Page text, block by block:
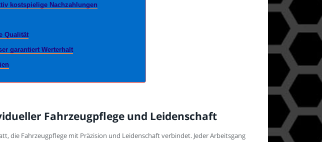
kostspielige Nachzahlungen
Qualität
garantiert Werterhalt
Fahrzeugpflege und Leidenschaft
die Fahrzeugpflege mit Präzision und Leidenschaft verbindet. Jeder Arbeitsgang